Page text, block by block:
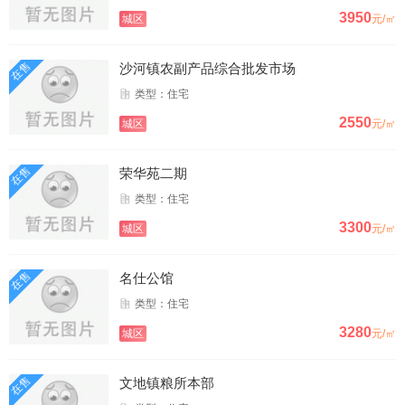
城区 3950元/㎡
在售 沙河镇农副产品综合批发市场
类型：住宅
城区 2550元/㎡
在售 荣华苑二期
类型：住宅
城区 3300元/㎡
在售 名仕公馆
类型：住宅
城区 3280元/㎡
在售 文地镇粮所本部